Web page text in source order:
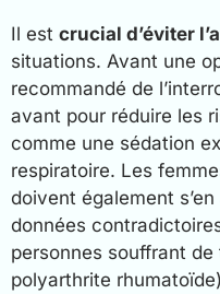
Il est crucial d’éviter
situations. Avant une
recommandé de
avant pour réduire les
comme une sédation
respiratoire. Les
doivent également
données
personnes souffrant
polyarthrite